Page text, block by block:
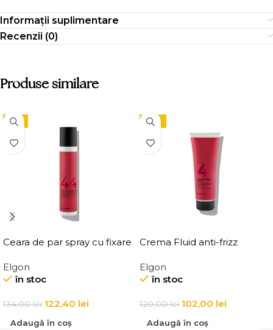
Informații suplimentare
Recenzii (0)
Produse similare
-9%
Ceara de par spray cu fixare
Hold Spray Wax
Elgon
în stoc
134,00lei 122,40 lei
Adaugă în coș
-15%
Crema Fluid anti-frizz
Slick Anti-Frizz Fluid
Elgon
în stoc
120,00lei 102,00 lei
Adaugă în coș